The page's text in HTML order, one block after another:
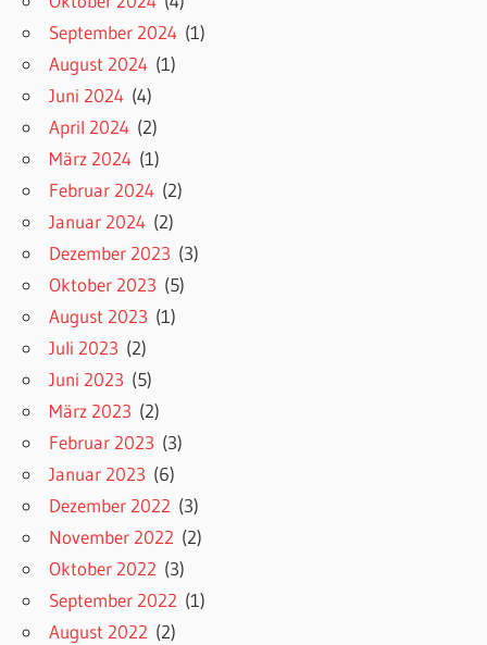
September 2024 (1)
August 2024 (1)
Juni 2024 (4)
April 2024 (2)
März 2024 (1)
Februar 2024 (2)
Januar 2024 (2)
Dezember 2023 (3)
Oktober 2023 (5)
August 2023 (1)
Juli 2023 (2)
Juni 2023 (5)
März 2023 (2)
Februar 2023 (3)
Januar 2023 (6)
Dezember 2022 (3)
November 2022 (2)
Oktober 2022 (3)
September 2022 (1)
August 2022 (2)